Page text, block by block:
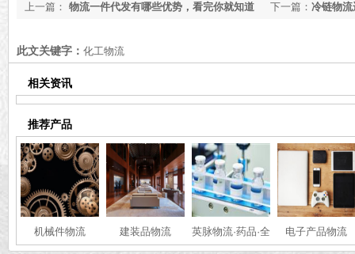
下一篇： 冷链物
上一篇： 物流一件代发有哪些优势，看完你就知道
此文关键字： 化工物流
相关资讯
推荐产品
机械件物流 建装品物流
英脉物流·药品·全
国冷链运输
电子产品物流